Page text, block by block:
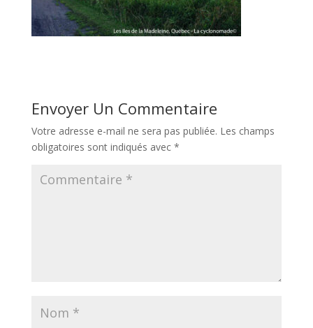
Envoyer Un Commentaire
Votre adresse e-mail ne sera pas publiée. Les champs
obligatoires sont indiqués avec *